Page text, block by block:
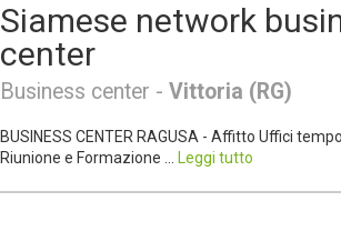
Siamese network
center
Business center - Vittoria (RG)
BUSINESS CENTER RAGUSA - Affitto Uffici
Riunione e Formazione ...
Leggi tutto